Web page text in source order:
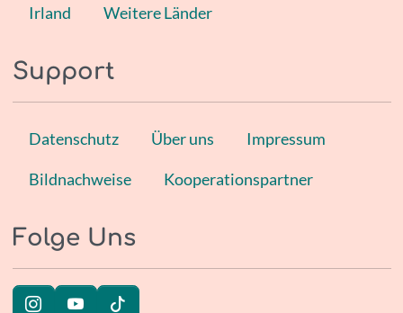
Irland Weitere Länder
Support
Datenschutz Über uns Impressum
Bildnachweise Kooperationspartner
Folge Uns